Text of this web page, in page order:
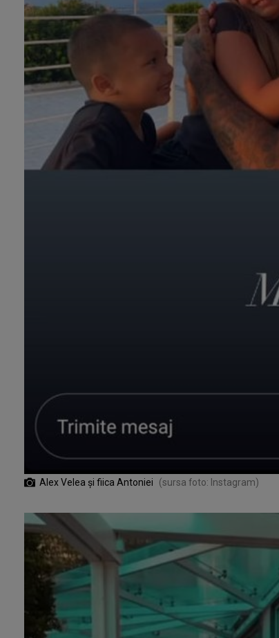
Alex Velea și fiica Antoniei (sursa foto: Instagram)